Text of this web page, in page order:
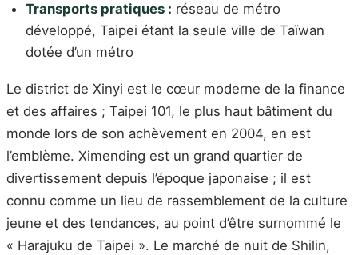
Transports pratiques : réseau de métro
développé, Taipei étant la seule ville de Taïwan
dotée d’un métro
Le district de Xinyi est le cœur moderne de la finance
et des affaires ; Taipei 101, le plus haut bâtiment du
monde lors de son achèvement en 2004, en est
l’emblème. Ximending est un grand quartier de
divertissement depuis l’époque japonaise ; il est
connu comme un lieu de rassemblement de la culture
jeune et des tendances, au point d’être surnommé le
« Harajuku de Taipei ». Le marché de nuit de Shilin,